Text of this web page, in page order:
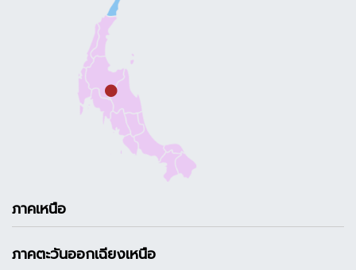
ภาคเหนือ
ภาคตะวันออกเฉียงเหนือ